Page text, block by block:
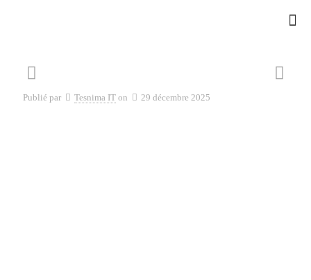
Publié par Tesnima IT on 29 décembre 2025